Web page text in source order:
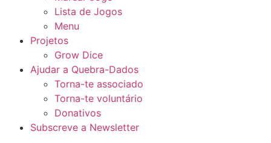
Lista de Jogos
Menu
Projetos
Grow Dice
Ajudar a Quebra-Dados
Torna-te associado
Torna-te voluntário
Donativos
Subscreve a Newsletter